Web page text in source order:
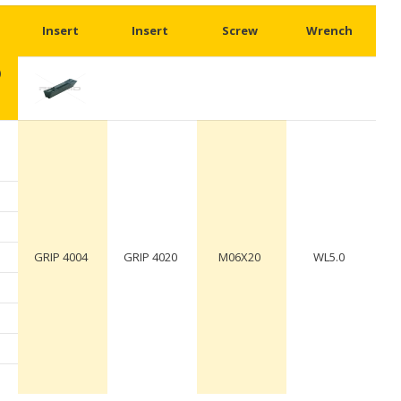
Insert Insert Screw Wrench
GRIP 4004 GRIP 4020 M06X20 WL5.0